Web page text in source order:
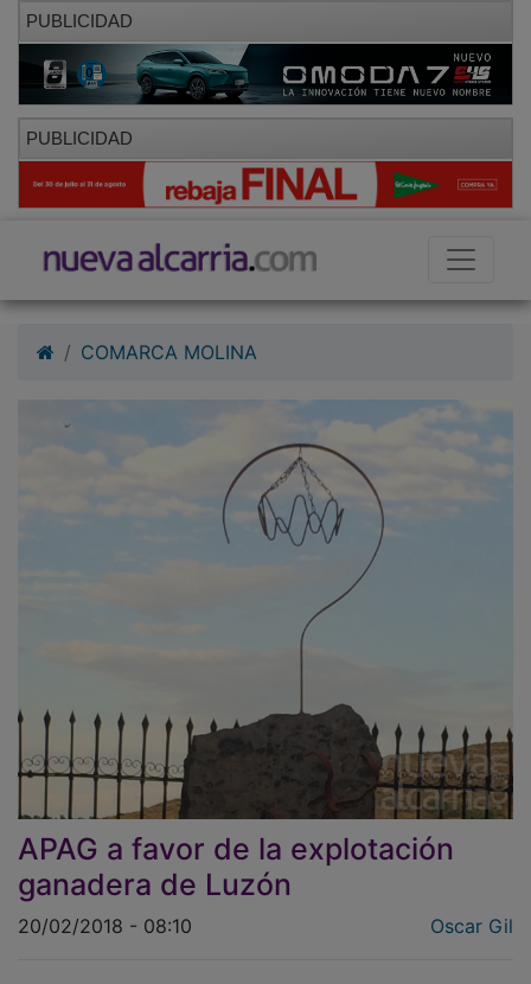
PUBLICIDAD
PUBLICIDAD
APAG a favor de la explotación
ganadera de Luzón
20/02/2018 - 08:10